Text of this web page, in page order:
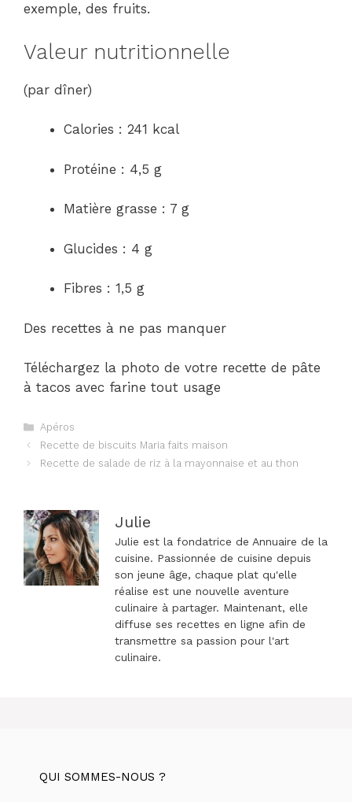
exemple, des fruits.
Valeur nutritionnelle
(par dîner)
Calories : 241 kcal
Protéine : 4,5 g
Matière grasse : 7 g
Glucides : 4 g
Fibres : 1,5 g
Des recettes à ne pas manquer
Téléchargez la photo de votre recette de pâte
à tacos avec farine tout usage
Catégories
Apéros
Navigation
des
Recette de biscuits Maria faits maison
Recette de salade de riz à la mayonnaise et au thon
Julie
Julie est la fondatrice de Annuaire de la
cuisine. Passionnée de cuisine depuis
son jeune âge, chaque plat qu'elle
réalise est une nouvelle aventure
culinaire à partager. Maintenant, elle
diffuse ses recettes en ligne afin de
transmettre sa passion pour l'art
culinaire.
QUI SOMMES-NOUS ?